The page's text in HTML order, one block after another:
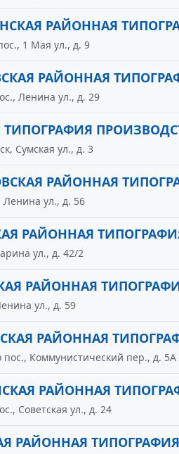
РАЙОННАЯ
1 Мая ул., д. 9
РАЙОННАЯ
Ленина ул., д. 29
ТИПОГРАФИЯ
Сумская ул., д. 3
РАЙОННАЯ
Ленина ул., д. 56
РАЙОННАЯ
ул., д. 42/2
РАЙОННАЯ
ул., д. 59
РАЙОННАЯ
Коммунистический пер., д. 5А
РАЙОННАЯ
Советская ул., д. 24
РАЙОННАЯ